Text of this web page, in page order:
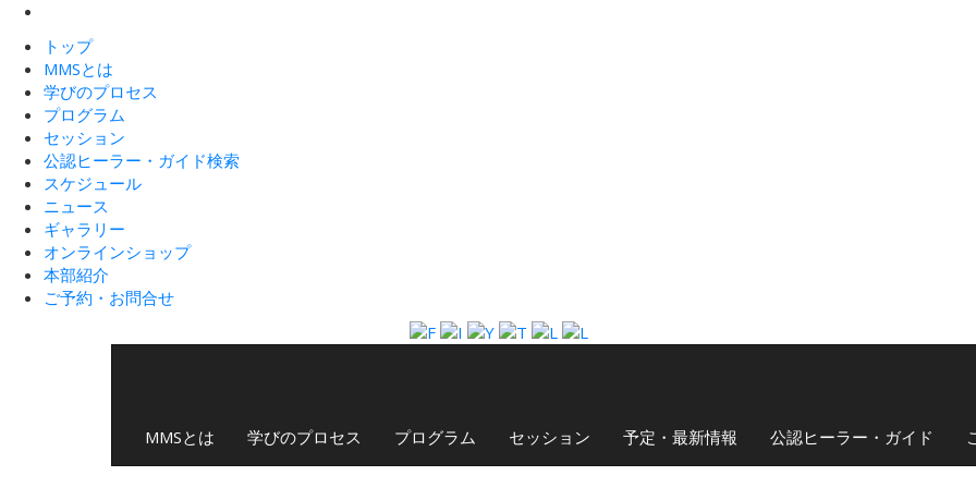
トップ
MMSとは
学びのプロセス
プログラム
セッション
公認ヒーラー・ガイド検索
スケジュール
ニュース
ギャラリー
オンラインショップ
本部紹介
ご予約・お問合せ
MMSとは 学びのプロセス プログラム セッション 予定・最新情報 公認ヒーラー・ガイド